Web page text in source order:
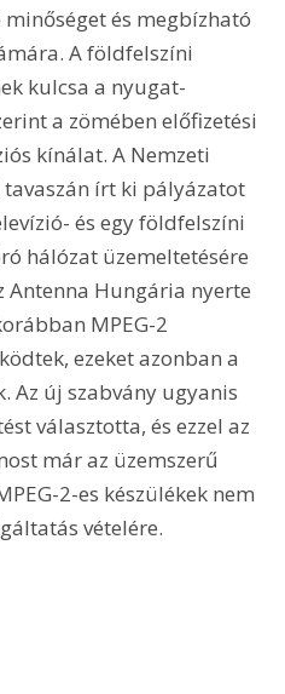
és megbízható
A földfelszíni
kulcsa a nyugat-
a zömében előfizetési
kínálat. A Nemzeti
írt ki pályázatot
és egy földfelszíni
hálózat üzemeltetésére
Hungária nyerte
MPEG-2
ezeket azonban a
Az új szabvány ugyanis
választotta, és ezzel az
már az üzemszerű
2-es készülékek nem
vételére.